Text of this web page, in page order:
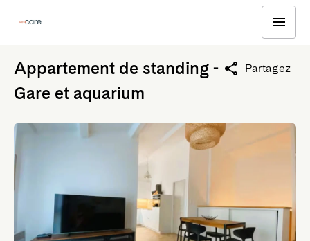
Appartement de standing -
Gare et aquarium
Partagez